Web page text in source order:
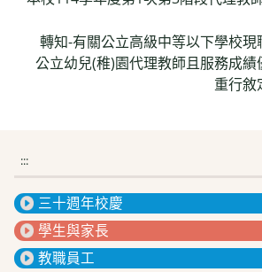
articles
轉知-有關公立高級中等以下學校
公立幼兒(稚)園代理教師且服務成
重行敘
:::
三十週年校慶
學生與家長
教職員工